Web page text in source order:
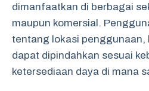
dimanfaatkan di berbagai
maupun komersial.
tentang lokasi penggunaan,
dapat dipindahkan sesuai
ketersediaan daya di mana